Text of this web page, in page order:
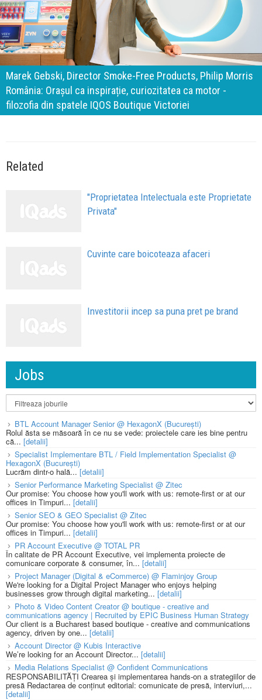
140 de ani de Mercedes-Benz. Ramona Pîrlog: Cel mai
important „test al timpului” este să inovăm constant, dar
cu aceeași responsabilitate față de oameni, siguranță și
calitate
Related
"Proprietatea Intelectuala este Proprietate
Privata"
Cuvinte care boicoteaza afaceri
Investitorii incep sa puna pret pe brand
Jobs
BTL Account Manager Senior @ HexagonX (București)
Rolul ăsta se măsoară în ce nu se vede: proiectele care ies bine pentru
că... [detalii]
Specialist Implementare BTL / Field Implementation Specialist @
HexagonX (București)
Lucrăm dintr-o hală...[detalii]
Senior Performance Marketing Specialist @ Zitec
Our promise: You choose how you'll work with us: remote-first or at our
offices in Timpuri... [detalii]
Senior SEO & GEO Specialist @ Zitec
Our promise: You choose how you'll work with us: remote-first or at our
offices in Timpuri... [detalii]
PR Account Executive @ TOTAL PR
În calitate de PR Account Executive, vei implementa proiecte de
comunicare corporate & consumer, în... [detalii]
Project Manager (Digital & eCommerce) @ Flaminjoy Group
We're looking for a Digital Project Manager who enjoys helping
businesses grow through digital marketing... [detalii]
Photo & Video Content Creator @ boutique - creative and
communications agency | Recruited by EPIC Business Human Strategy
Our client is a Bucharest based boutique - creative and communications
agency, driven by one... [detalii]
Account Director @ Kubis Interactive
We’re looking for an Account Director... [detalii]
Media Relations Specialist @ Confident Communications
RESPONSABILITĂȚI Crearea și implementarea hands-on a strategiilor de
presă Redactarea de conținut editorial: comunicate de presă, interviuri,...
[detalii]